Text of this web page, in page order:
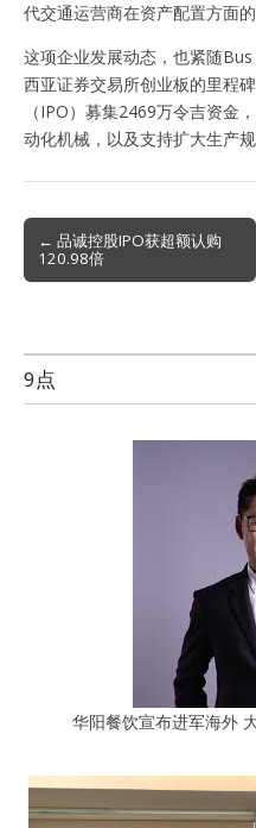
代交通运营商在资产配置方面的
这项企业发展动态，也紧随
西亚证券交易所创业板的里程
（IPO）募集2469万令吉资金
动化机械，以及支持扩大生产
Post
navigation
← 品诚控股IPO获超额认购
120.98倍
9点
华阳餐饮宣布进军海外